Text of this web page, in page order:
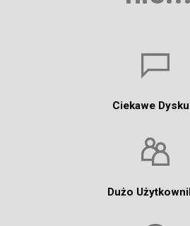
Ciekawe
Dużo